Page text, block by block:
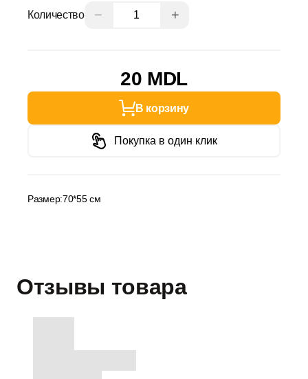
Количество − +
20 MDL
В корзину
Покупка в один клик
Размер:70*55 см
Отзывы товара